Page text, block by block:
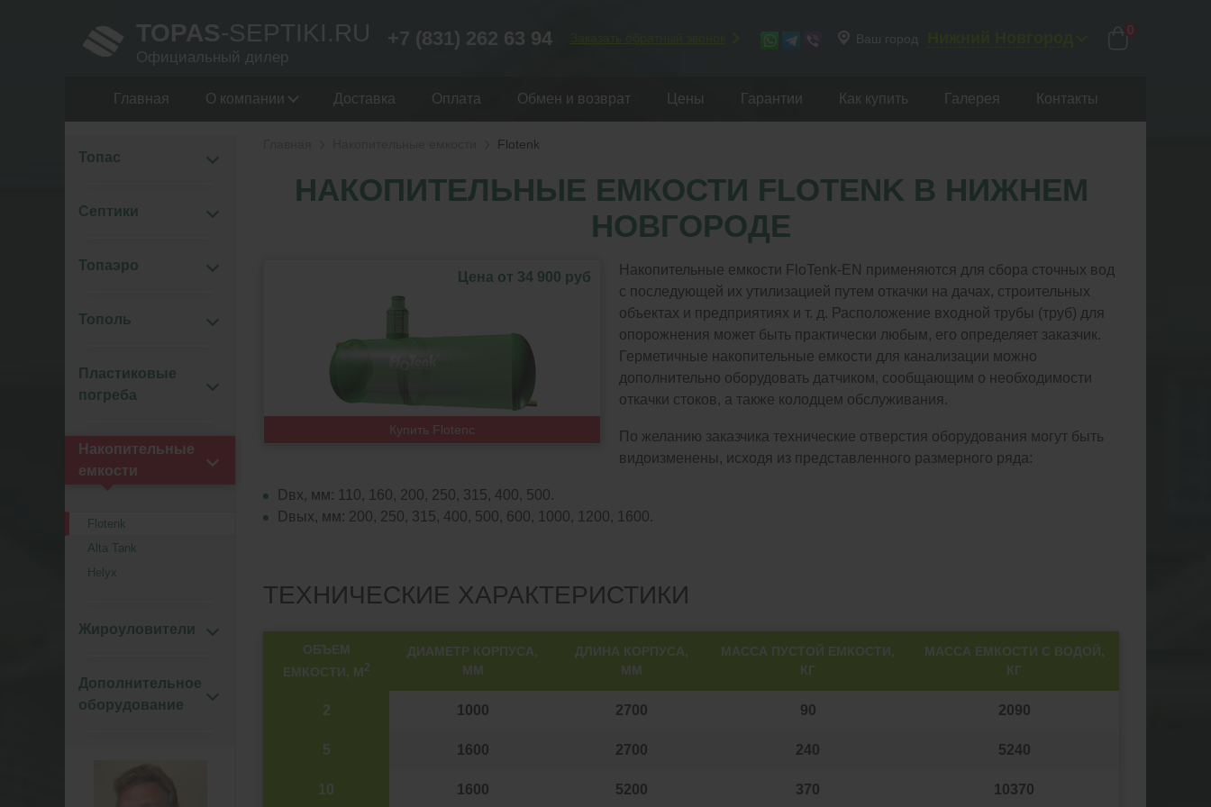
TOPAS-SEPTIKI.RU
Официальный дилер
+7 (831) 262 63 94 Ваш город
0
Главная О компании Доставка Оплата Обмен и возврат Цены Гарантии Как купить Галерея Контакты
Топас
Септики
Топаэро
Тополь
Пластиковые
погреба
Накопительные
емкости
Flotenk
Alta Tank
Helyx
Жироуловители
Дополнительное
оборудование
Flotenk
НАКОПИТЕЛЬНЫЕ ЕМКОСТИ FLOTENK В НИЖНЕМ
НОВГОРОДЕ
Цена от 34 900 руб
Купить Flotenc
Накопительные емкости FloTenk-EN применяются для сбора сточных вод
с последующей их утилизацией путем откачки на дачах, строительных
объектах и предприятиях и т. д. Расположение входной трубы (труб) для
опорожнения может быть практически любым, его определяет заказчик.
Герметичные накопительные емкости для канализации можно
дополнительно оборудовать датчиком, сообщающим о необходимости
откачки стоков, а также колодцем обслуживания.
По желанию заказчика технические отверстия оборудования могут быть
видоизменены, исходя из представленного размерного ряда:
Dвх, мм: 110, 160, 200, 250, 315, 400, 500.
Dвых, мм: 200, 250, 315, 400, 500, 600, 1000, 1200, 1600.
ТЕХНИЧЕСКИЕ ХАРАКТЕРИСТИКИ
ОБЪЕМ
ЕМКОСТИ, М2
ДИАМЕТР КОРПУСА,
ММ
ДЛИНА КОРПУСА,
ММ
МАССА ПУСТОЙ ЕМКОСТИ,
КГ
МАССА ЕМКОСТИ С ВОДОЙ,
КГ
2 1000 2700 90 2090
5 1600 2700 240 5240
10 1600 5200 370 10370